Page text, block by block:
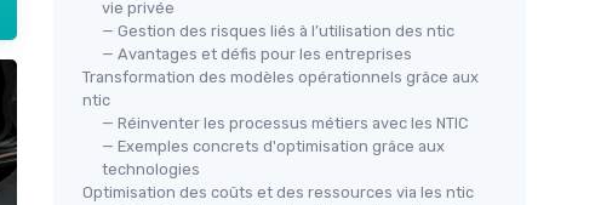
vie privée
— Gestion des risques liés à l’utilisation des ntic
— Avantages et défis pour les entreprises
Transformation des modèles opérationnels grâce aux
ntic
— Réinventer les processus métiers avec les NTIC
— Exemples concrets d'optimisation grâce aux
technologies
Optimisation des coûts et des ressources via les ntic